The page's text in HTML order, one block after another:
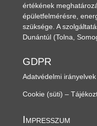
értékének
épületfelmérésre,
szüksége. A
Dunántúl (Tolna,
GDPR
Adatvédelmi
Cookie (süti) –
Impresszum